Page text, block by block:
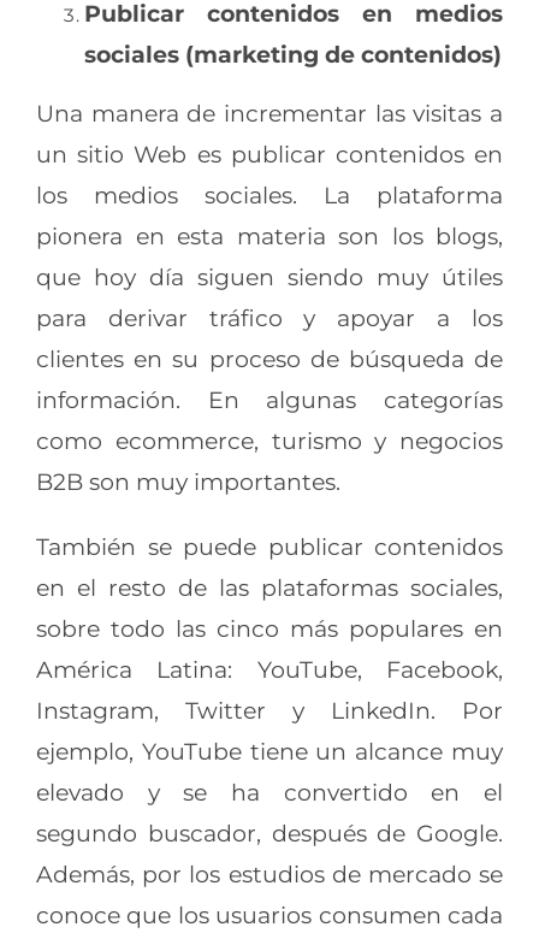
Publicar contenidos en medios
sociales (marketing de contenidos)
Una manera de incrementar las visitas a
un sitio Web es publicar contenidos en
los medios sociales. La plataforma
pionera en esta materia son los blogs,
que hoy día siguen siendo muy útiles
para derivar tráfico y apoyar a los
clientes en su proceso de búsqueda de
información. En algunas categorías
como ecommerce, turismo y negocios
B2B son muy importantes.
También se puede publicar contenidos
en el resto de las plataformas sociales,
sobre todo las cinco más populares en
América Latina: YouTube, Facebook,
Instagram, Twitter y LinkedIn. Por
ejemplo, YouTube tiene un alcance muy
elevado y se ha convertido en el
segundo buscador, después de Google.
Además, por los estudios de mercado se
conoce que los usuarios consumen cada